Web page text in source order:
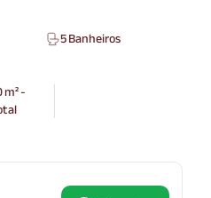
5 Banheiros
-